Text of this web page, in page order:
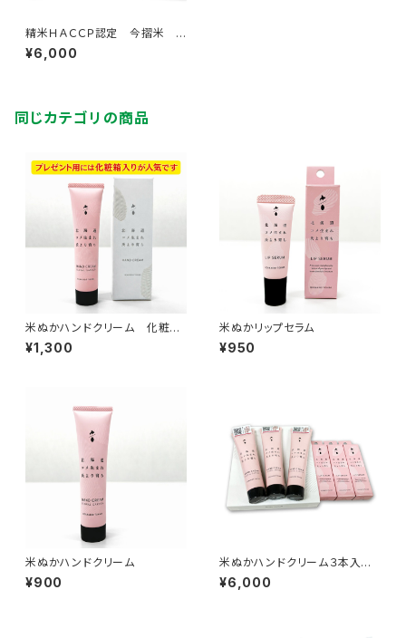
精米ＨＡＣＣＰ認定 今摺米 き
たくりん 米ぬかハンドクリー
ム リップセラムセット
¥6,000
同じカテゴリの商品
米ぬかハンドクリーム 化粧箱
入り
¥1,300
米ぬかリップセラム
¥950
米ぬかハンドクリーム
¥900
米ぬかハンドクリーム３本入れ
化粧箱 + 米ぬかリップセラム
3箱
¥6,000